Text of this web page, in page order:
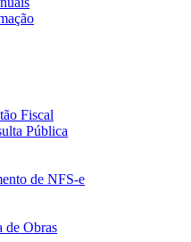
Fiscal
Pública
de NFS-e
de Obras